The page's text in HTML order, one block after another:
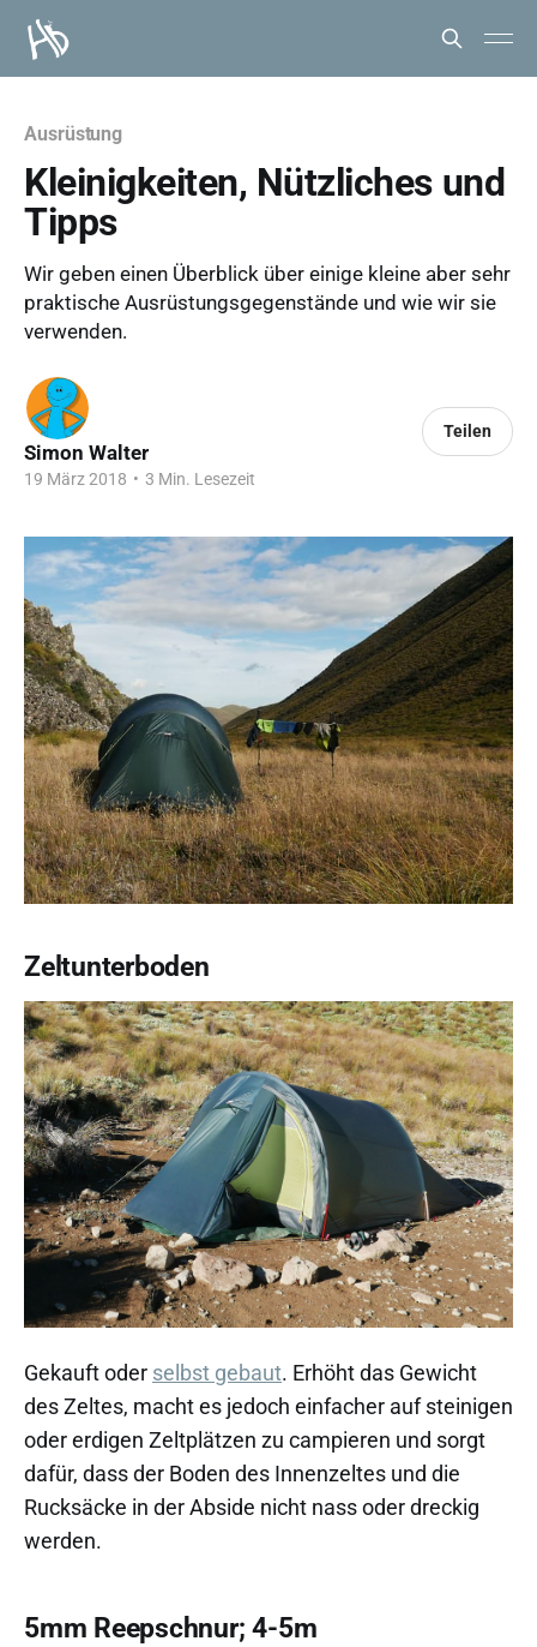
Ausrüstung
Kleinigkeiten, Nützliches und
Tipps
Wir geben einen Überblick über einige kleine aber sehr
praktische Ausrüstungsgegenstände und wie wir sie
verwenden.
Simon Walter
19 März 2018 • 3 Min. Lesezeit
Teilen
Zeltunterboden
Gekauft oder selbst gebaut. Erhöht das Gewicht
des Zeltes, macht es jedoch einfacher auf steinigen
oder erdigen Zeltplätzen zu campieren und sorgt
dafür, dass der Boden des Innenzeltes und die
Rucksäcke in der Abside nicht nass oder dreckig
werden.
5mm Reepschnur; 4-5m